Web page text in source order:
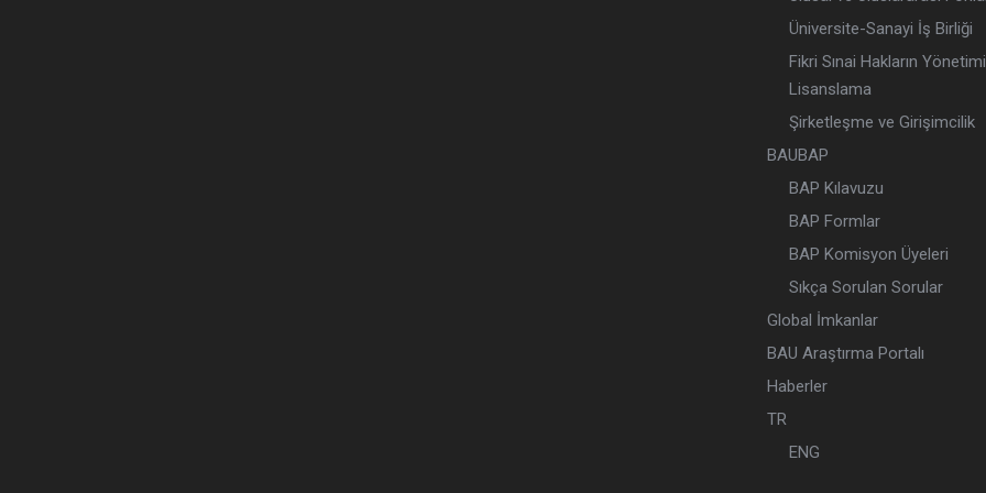
Üniversite-Sanayi İş Birliği
Fikri Sınai Hakların
Lisanslama
Şirketleşme ve Girişimcilik
BAUBAP
BAP Kılavuzu
BAP Formlar
BAP Komisyon Üyeleri
Sıkça Sorulan Sorular
Global İmkanlar
BAU Araştırma Portalı
Haberler
TR
ENG